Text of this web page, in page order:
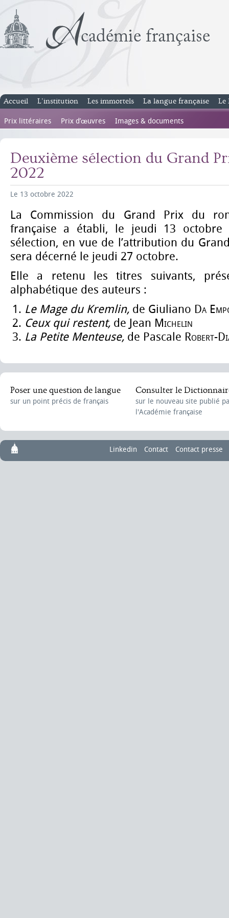
Accueil L’institution Les immortels La langue française Le
Prix littéraires Prix d’œuvres Images & documents
Deuxième sélection du Grand
2022
Le 13 octobre 2022
La Commission du Grand Prix du
française a établi, le jeudi 13 octobre
sélection, en vue de l’attribution du
sera décerné le jeudi 27 octobre.
Elle a retenu les titres suivants,
alphabétique des auteurs :
Le Mage du Kremlin, de Giuliano Da
Ceux qui restent, de Jean Michelin
La Petite Menteuse, de Pascale Robert-
Poser une question de langue
sur un point précis de français
Consulter le
sur le nouveau site publié
l'Académie française
Linkedin Contact Contact presse